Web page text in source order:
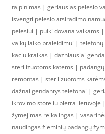
talpinimas | geriausias pelėsio
isvengti pelesio atsiradimo
pelėsiui | puiki dovana vaikams |
vaikų laiko praleidimui | telefonų
kaciu kraikas | dazniausiai
sterilizuotoms katėms |
remontas | sterilizuotoms
dažnai gendantys telefonai |
ikrovimo stoteliu pletra lietuvoje |
žymėjimas reikalingas |
naudingas žieminių padangų